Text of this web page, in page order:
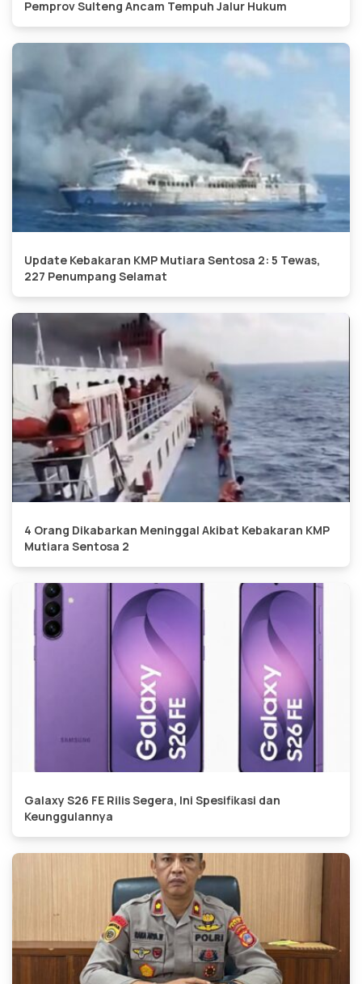
Pemprov Sulteng Ancam Tempuh Jalur Hukum
Update Kebakaran KMP Mutiara Sentosa 2: 5 Tewas,
227 Penumpang Selamat
4 Orang Dikabarkan Meninggal Akibat Kebakaran KMP
Mutiara Sentosa 2
Galaxy S26 FE Rilis Segera, Ini Spesifikasi dan
Keunggulannya